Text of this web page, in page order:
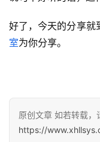
好了，今天的分享就
室为你分享。
原创文章 如若转载，
https://